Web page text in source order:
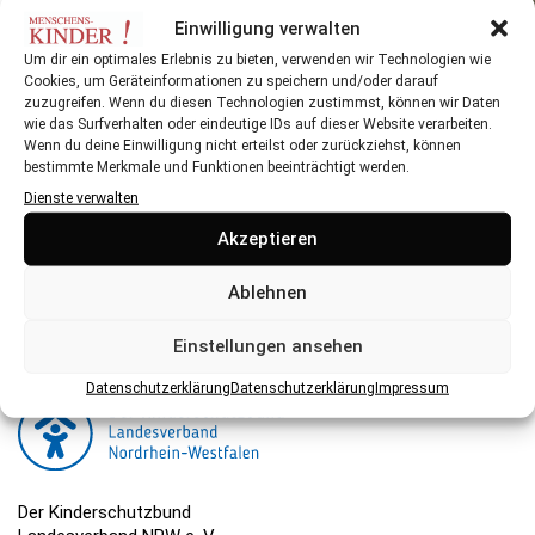
Einwilligung verwalten
Um dir ein optimales Erlebnis zu bieten, verwenden wir Technologien wie
Cookies, um Geräteinformationen zu speichern und/oder darauf
zuzugreifen. Wenn du diesen Technologien zustimmst, können wir Daten
wie das Surfverhalten oder eindeutige IDs auf dieser Website verarbeiten.
Wenn du deine Einwilligung nicht erteilst oder zurückziehst, können
bestimmte Merkmale und Funktionen beeinträchtigt werden.
Dienste verwalten
Akzeptieren
Ablehnen
Einstellungen ansehen
DatenschutzerklärungDatenschutzerklärungImpressum
Ausflugstipps für den Herbst mit Kindern und
Jugendlichen
Herausgeber:
Der Kinderschutzbund NRW ist eine gemeinnützige
Organisation, die ihre Arbeit hauptsächlich über Spenden
finanziert. Hier können Sie spenden.
Der Kinderschutzbund